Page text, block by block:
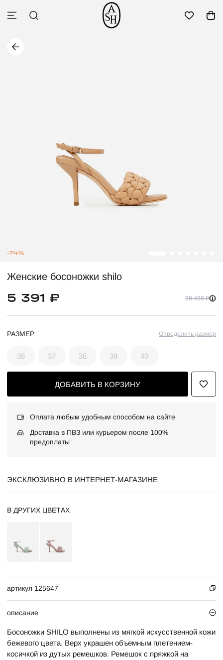
-74%
Женские босоножки shilo
5 391 ₽ 20 490 ₽
РАЗМЕР Определить размер
36 37 38 39 40
ДОБАВИТЬ В КОРЗИНУ
Оплата любым удобным способом на сайте
Доставка в ПВЗ или курьером после 100%
предоплаты
ЭКСКЛЮЗИВНО В ИНТЕРНЕТ-МАГАЗИНЕ
В ДРУГИХ ЦВЕТАХ
артикул 125647
описание
Босоножки SHILO выполнены из мягкой искусственной кожи
бежевого цвета. Верх украшен объемным плетением-
косичкой из дутых ремешков. Ремешок с пряжкой на